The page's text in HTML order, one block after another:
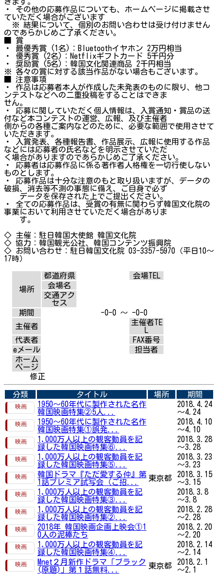
・ その他の応募作品についても、ホームページに掲載させ
ていただく場合がございます
※ 結果について、個別のお問い合わせは受け付けません
のであらかじめご了承ください。
■ 賞
・ 最優秀賞 (1名)：Bluetoothイヤホン 2万円相当
・ 優秀賞 (2名)：Netflixギフトカード 5千円分
・ 奨励賞 (5名)：韓国文化関連商品 2千円相当
※ 各々の賞に対する該当作品がない場合もございます。
■ 注意事項
・ 作品は応募者本人が作成した未発表のものに限り、他コ
ンテストなどへの二重投稿をすることはできま
せん。
・ 応募に関していただく個人情報は、入賞通知・賞品の送
付など本コンテストの運営、広報、及び主催者
側からの各種ご案内などのために、必要な範囲で使用させて
いただきます。
・ 入賞発表、各種報告書、作品展示、広報に使用する作品
などには応募者の氏名などを明示させていただ
く場合がありますのであらかじめご了承ください。
・ 応募者は応募作品に係る著作者人格権を一切行使しない
ものとします。
・ 応募作品は十分な注意のもと取り扱いますが、データの
破損、消去等不測の事態に備え、ご自身で必ず
データを保存された上でご提出ください。
・ 全ての応募作品は、受賞の有無に関わらず韓国文化院の
事業において利用させていただく場合がありま
す。
◇ 主催：駐日韓国大使館 韓国文化院
◇ 協力：韓国観光公社、韓国コンテンツ振興院
◇ お問い合わせ：駐日韓国文化院 03-3357-5970（平日10～
17時）
場所
都道府県
会場TEL
会場名
交通アク
セス
期間
-0-0 ～ -0-0
主催者
主催者TE
代表者
FAX番号
eメール
担当者
ホーム
ページ
修正
分類 タイトル 場所
期間
1950～60年代に製作された名作
韓国映画特集②5人...
2018.4.24
～4.24
1950～60年代に製作された名作
韓国映画特集①誤発...
2018.4.10
～4.10
1,000万人以上の観客動員を記
録した韓国映画特集⑥...
2018.3.28
～3.28
1,000万人以上の観客動員を記
録した韓国映画特集⑤...
2018.3.23
～3.23
韓国ドラマ『ただ愛する仲』第
1話プレミア試写会（ご招...
東京都
2018.3.15
～3.15
1,000万人以上の観客動員を記
録した韓国映画特集③...
2018.3.8
～3.8
1,000万人以上の観客動員を記
録した韓国映画特集②...
2018.2.28
～2.28
2018年 韓国映画企画上映会①1
0人の泥棒たち
2018.2.20
～2.20
1,000万人以上の観客動員を記
録した韓国映画特集④...
2018.2.14
～2.14
Mnet２月新作ドラマ「ブラック
(原題)」第１話無料...
東京都
2018.2.1
～2.1